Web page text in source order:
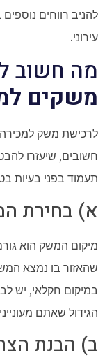
להניב רווחים
עירוני.
מה חשוב
משקים
לרכישת משק
חשובים, שיעזרו
תעמוד בפני בעיות
א) בחירת
מיקום המשק הוא
שהאזור בו נמצא
במיקום חקלאי, יש
הגידול שאתם
ב) הבנת